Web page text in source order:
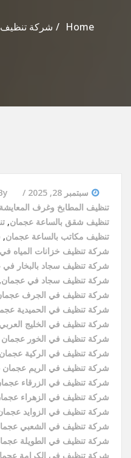
Home شركة تنظيف في
سبتمبر 28, 2025
تنظيف المطابخ وغرف المعايشة
تنظيف شقق بالساعة عجمان,
تنظيف مكاتب بالساعة عجمان,
شركة تنظيف خزانات المياه
شركة تنظيف سجاد بالبخار
شركة تنظيف سجاد في عجمان,
شركة تنظيف في الجرف عجمان
شركة تنظيف في الحميدية عجمان
شركة تنظيف في الخليج العربي عجمان
شركة تنظيف في الخور عجمان 0569913636
شركة تنظيف في الركية عجمان 0569913636
شركة تنظيف في الريم عجمان 0569913636
شركة تنظيف في الزرقاء عجمان
شركة تنظيف في الزهراء عجمان
شركة تنظيف في الزوايد عجمان
شركة تنظيف في الشعبي عجمان
شركة تنظيف في الطويلة عجمان
شركة تنظيف في الكرامة عجمان